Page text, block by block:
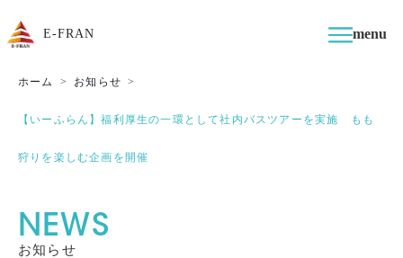
E-FRAN menu
ホーム お知らせ
【いーふらん】福利厚生の一環として社内バスツアーを実施 もも
狩りを楽しむ企画を開催
NEWS
お知らせ